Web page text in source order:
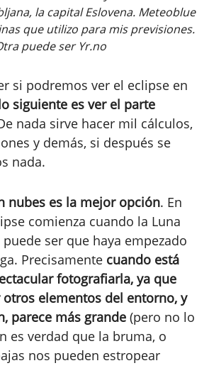
la capital Eslovena. Meteoblue
que utilizo para mis previsiones.
puede ser Yr.no
si podremos ver el eclipse en
siguiente es ver el parte
nada sirve hacer mil cálculos,
y demás, si después se
nada.
nubes es la mejor opción. En
comienza cuando la Luna
ser que haya empezado
Precisamente cuando está
fotografiarla, ya que
elementos del entorno, y
parece más grande (pero no lo
es verdad que la bruma, o
nos pueden estropear